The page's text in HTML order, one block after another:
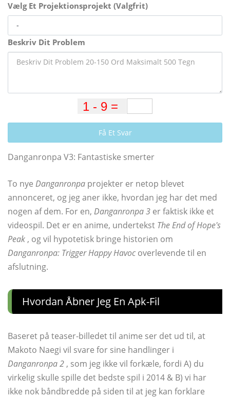
Vælg Et Projektionsprojekt (Valgfrit)
Beskriv Dit Problem
Få Et Svar
Danganronpa V3: Fantastiske smerter
To nye Danganronpa projekter er netop blevet
annonceret, og jeg aner ikke, hvordan jeg har det med
nogen af ​​dem. For en, Danganronpa 3 er faktisk ikke et
videospil. Det er en anime, undertekst The End of Hope's
Peak , og vil hypotetisk bringe historien om
Danganronpa: Trigger Happy Havoc overlevende til en
afslutning.
Hvordan Åbner Jeg En Apk-Fil
Baseret på teaser-billedet til anime ser det ud til, at
Makoto Naegi vil svare for sine handlinger i
Danganronpa 2 , som jeg ikke vil forkæle, fordi A) du
virkelig skulle spille det bedste spil i 2014 & B) vi har
ikke nok båndbredde på siden til at jeg kan forklare